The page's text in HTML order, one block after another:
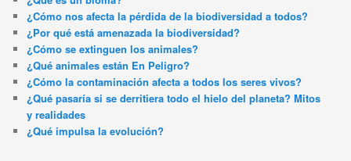
¿Cómo nos afecta la pérdida de la biodiversidad a todos?
¿Por qué está amenazada la biodiversidad?
¿Cómo se extinguen los animales?
¿Qué animales están En Peligro?
¿Cómo la contaminación afecta a todos los seres vivos?
¿Qué pasaría si se derritiera todo el hielo del planeta? Mitos
y realidades
¿Qué impulsa la evolución?